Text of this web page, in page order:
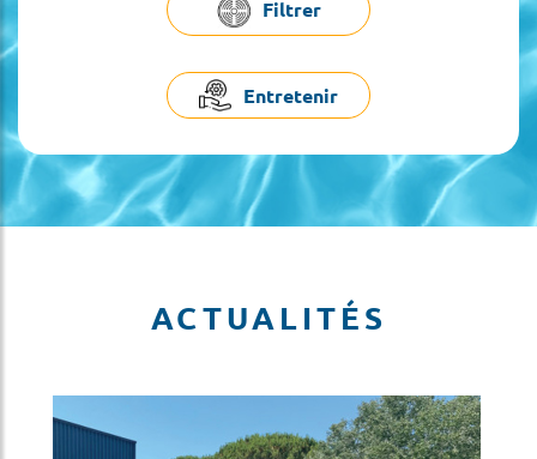
Filtrer
Entretenir
ACTUALITÉS